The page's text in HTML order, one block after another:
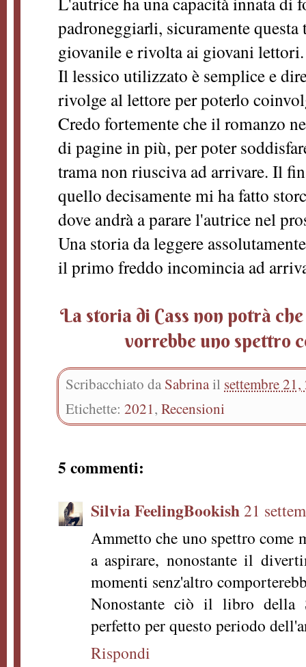
padroneggiarli, sicuramente
giovanile e rivolta ai giovani
Il lessico utilizzato è semplice e
rivolge al lettore per poterlo
Credo fortemente che il romanzo
di pagine in più, per poter
trama non riusciva ad arrivare. Il
quello decisamente mi ha fatto
dove andrà a parare l'autrice nel
Una storia da leggere
il primo freddo incomincia ad
La storia di Cass non potrà
vorrebbe uno spettro
Scribacchiato da Sabrinail settembre
Etichette: 2021, Recensioni
5 commenti:
Silvia FeelingBookish21
Ammetto che uno spettro come
a aspirare, nonostante il
momenti senz'altro
Nonostante ciò il libro della
perfetto per questo periodo
Rispondi